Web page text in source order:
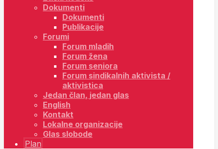
Dokumenti
Dokumenti
Publikacije
Forumi
Forum mladih
Forum žena
Forum seniora
Forum sindikalnih aktivista /
aktivistica
Jedan član, jedan glas
English
Kontakt
Lokalne organizacije
Glas slobode
Plan